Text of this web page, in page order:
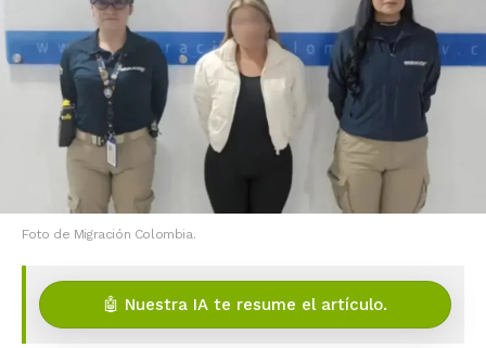
Foto de Migración Colombia.
🤖 Nuestra IA te resume el artículo.